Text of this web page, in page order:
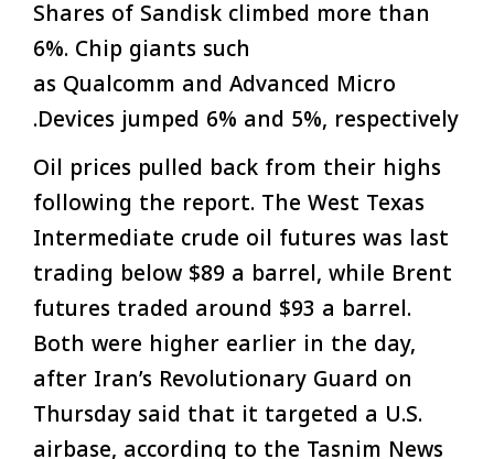
Shares of Sandisk climbed more than
6%. Chip giants such
as Qualcomm and Advanced Micro
Devices jumped 6% and 5%, respectively.
Oil prices pulled back from their highs
following the report. The West Texas
Intermediate crude oil futures was last
trading below $89 a barrel, while Brent
futures traded around $93 a barrel.
Both were higher earlier in the day,
after Iran’s Revolutionary Guard on
Thursday said that it targeted a U.S.
airbase, according to the Tasnim News